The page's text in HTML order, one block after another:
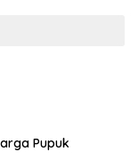
Pupuk